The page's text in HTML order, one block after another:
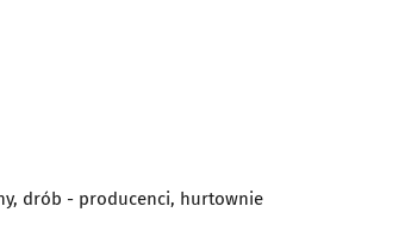
drób - producenci, hurtownie